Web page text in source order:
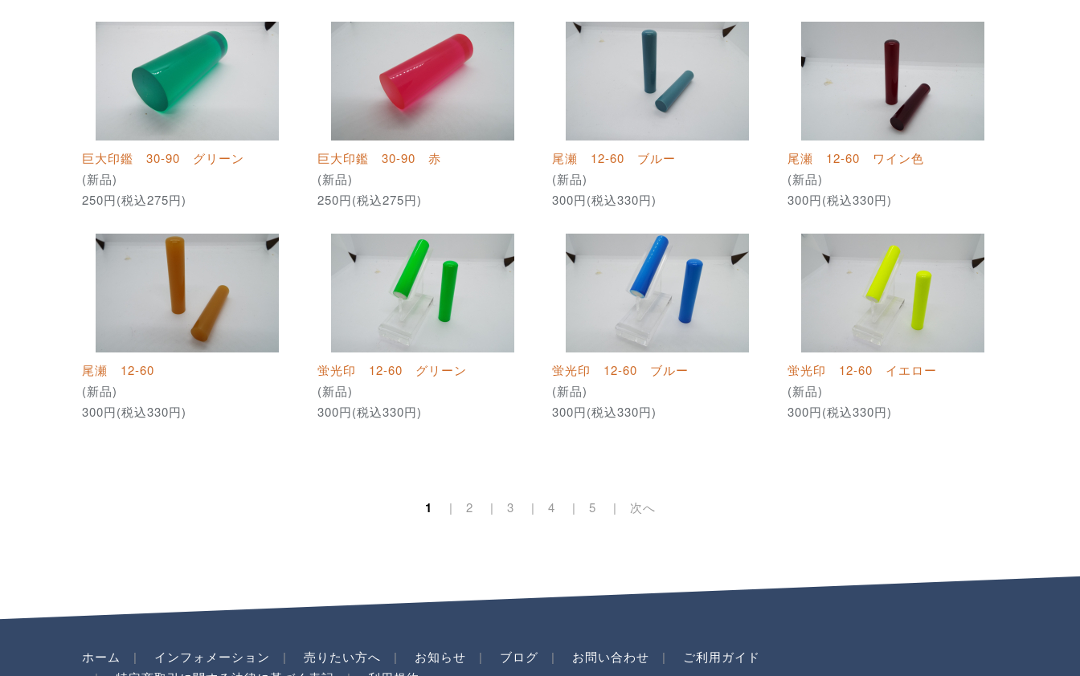
巨大印鑑 30-90 グリーン
(新品)
250円(税込275円)
巨大印鑑 30-90 赤
(新品)
250円(税込275円)
尾瀬 12-60 ブルー
(新品)
300円(税込330円)
尾瀬 12-60 ワイン色
(新品)
300円(税込330円)
尾瀬 12-60
(新品)
300円(税込330円)
蛍光印 12-60 グリーン
(新品)
300円(税込330円)
蛍光印 12-60 ブルー
(新品)
300円(税込330円)
蛍光印 12-60 イエロー
(新品)
300円(税込330円)
1 2 3 4 5 次へ
ホーム インフォメーション 売りたい方へ お知らせ ブログ お問い合わせ
ご利用ガイド